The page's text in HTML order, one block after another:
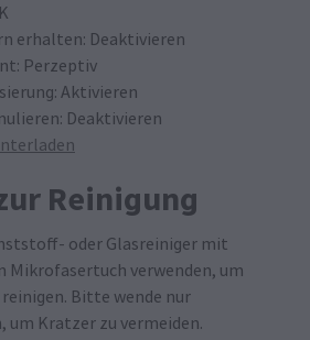
erhalten: Deaktivieren
Perzeptiv
Aktivieren
Deaktivieren
Reinigung
oder Glasreiniger mit
Mikrofasertuch verwenden, um
Bitte wende nur
um Kratzer zu vermeiden.